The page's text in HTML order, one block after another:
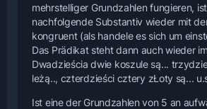
mehrstelliger Grundzahlen fungieren,
nachfolgende Substantiv wieder mit
kongruent (als handele es sich um
Das Prädikat steht dann auch wieder
Dwadzieścia dwie koszule są...
leżą.., czterdzieści cztery zŁoty są...
Ist eine der Grundzahlen von 5 an